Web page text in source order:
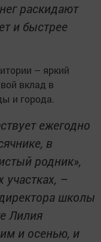
раскидают
и быстрее
– яркий
вклад в
и города.
ежегодно
в
родник»,
участках, –
школы
Лилия
и осенью, и